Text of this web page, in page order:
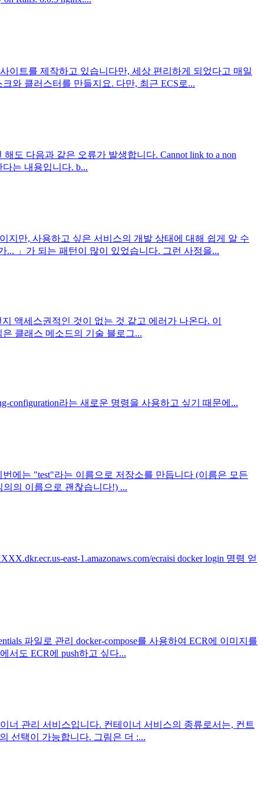
이트를 제작하고 있습니다만, 세상 편리하게 되었다고 매일
와 클러스터를 만들지요. 다만, 최근 ECS로...
도 다음과 같은 오류가 발생합니다. Cannot link to a non
다는 내용입니다. b...
지만, 사용하고 싶은 서비스의 개발 상태에 대해 쉽게 알 수
」가 되는 패턴이 많이 있었습니다. 그런 사정을...
액세스권적인 것이 없는 것 같고 에러가 나온다. 이
은 클래스 메소드의 기술 블로그...
configuration라는 새로운 명령을 사용하고 싶기 때문에...
에는 "test"라는 이름으로 저장소를 만듭니다 (이름은 모든
의 이름으로 괜찮습니다!) ...
east-1.amazonaws.com/ecraisi docker login 명령 얻
파일로 관리 docker-compose를 사용하여 ECR에 이미지를
서도 ECR에 push하고 싶다...
너 관리 서비스입니다. 컨테이너 서비스의 종류로서는, 컨트
선택이 가능합니다. 그림은 더 :...